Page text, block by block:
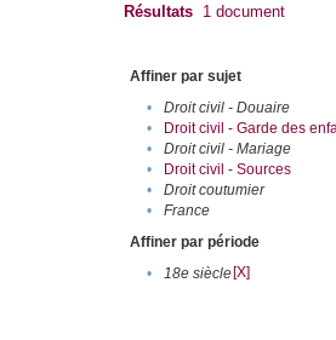
Résultats 1 document
Affiner par sujet
•
Droit civil - Douaire
•
Droit civil - Garde des
•
Droit civil - Mariage
•
Droit civil - Sources
•
Droit coutumier
•
France
Affiner par période
•
18e siècle[X]